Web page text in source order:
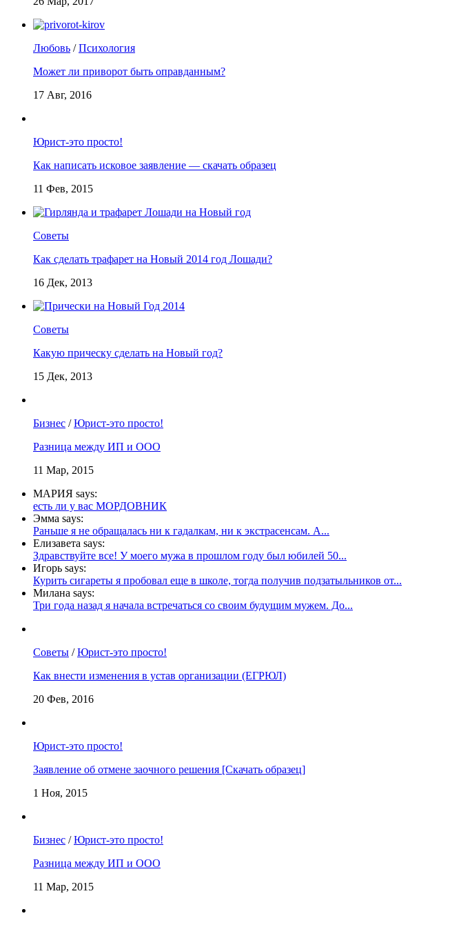
Любовь /Психология
Может ли приворот быть оправданным?
17 Авг, 2016
Юрист-это просто!
Как написать исковое заявление — скачать образец
11 Фев, 2015
Советы
Как сделать трафарет на Новый 2014 год Лошади?
16 Дек, 2013
Советы
Какую прическу сделать на Новый год?
15 Дек, 2013
Бизнес /Юрист-это просто!
Разница между ИП и ООО
11 Мар, 2015
МАРИЯ says:
есть ли у вас МОРДОВНИК
Эмма says:
Раньше я не обращалась ни к гадалкам, ни к экстрасенсам. А...
Елизавета says:
Здравствуйте все! У моего мужа в прошлом году был юбилей 50...
Игорь says:
Курить сигареты я пробовал еще в школе, тогда получив подзатыльников от...
Милана says:
Три года назад я начала встречаться со своим будущим мужем. До...
Советы /Юрист-это просто!
Как внести изменения в устав организации (ЕГРЮЛ)
20 Фев, 2016
Юрист-это просто!
Заявление об отмене заочного решения [Скачать образец]
1 Ноя, 2015
Бизнес /Юрист-это просто!
Разница между ИП и ООО
11 Мар, 2015